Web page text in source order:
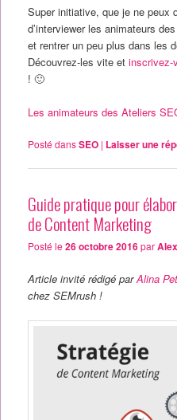
Super initiative, que je ne peux
d’interviewer les animateurs
et rentrer un peu plus dans les
Découvrez-les vite et inscrivez-
! 🙂
Les animateurs des Ateliers
Posté dansSEO | Laisser une
Guide pratique pour
de Content Marketing
Posté le 26 octobre 2016par
Article invité rédigé parAlina
chez SEMrush !